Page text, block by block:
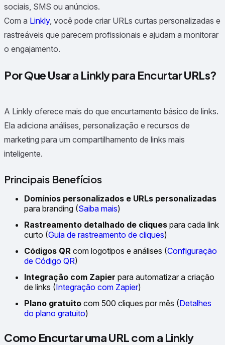
sociais, SMS ou anúncios.
Com a Linkly, você pode criar URLs curtas personalizadas e
rastreáveis que parecem profissionais e ajudam a monitorar
o engajamento.
Por Que Usar a Linkly para Encurtar URLs?
A Linkly oferece mais do que encurtamento básico de links.
Ela adiciona análises, personalização e recursos de
marketing para um compartilhamento de links mais
inteligente.
Principais Benefícios
Domínios personalizados e URLs personalizadas
para branding (Saiba mais)
Rastreamento detalhado de cliques para cada link
curto (Guia de rastreamento de cliques)
Códigos QR com logotipos e análises (Configuração
de Código QR)
Integração com Zapier para automatizar a criação
de links (Integração com Zapier)
Plano gratuito com 500 cliques por mês (Detalhes
do plano gratuito)
Como Encurtar uma URL com a Linkly